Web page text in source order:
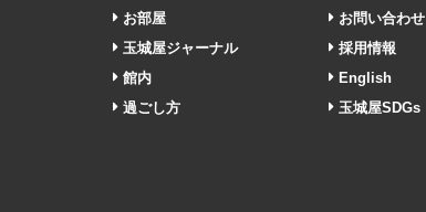
お部屋
玉城屋ジャーナル
館内
過ごし方
お問い合わせ
採用情報
English
玉城屋SDGs